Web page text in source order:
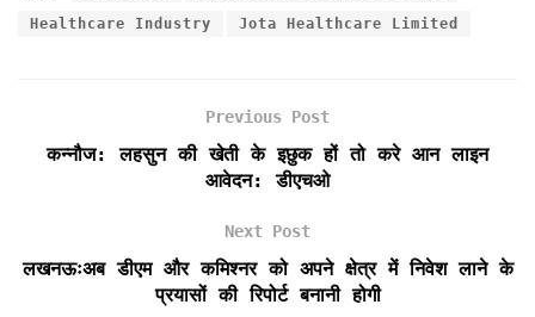
e
t
t
i
e
n
l
Healthcare Industry Jota Healthcare Limited
Previous Post
कन्नौज: लहसुन की खेती के इछुक हों तो करे आन लाइन
आवेदन: डीएचओ
Next Post
लखनऊःअब डीएम और कमिश्नर को अपने क्षेत्र में निवेश लाने के
प्रयासों की रिपोर्ट बनानी होगी